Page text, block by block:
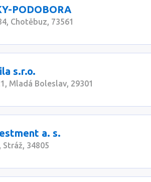
PODOBORA
Chotěbuz, 73561
s.r.o.
Mladá Boleslav, 29301
a. s.
Stráž, 34805